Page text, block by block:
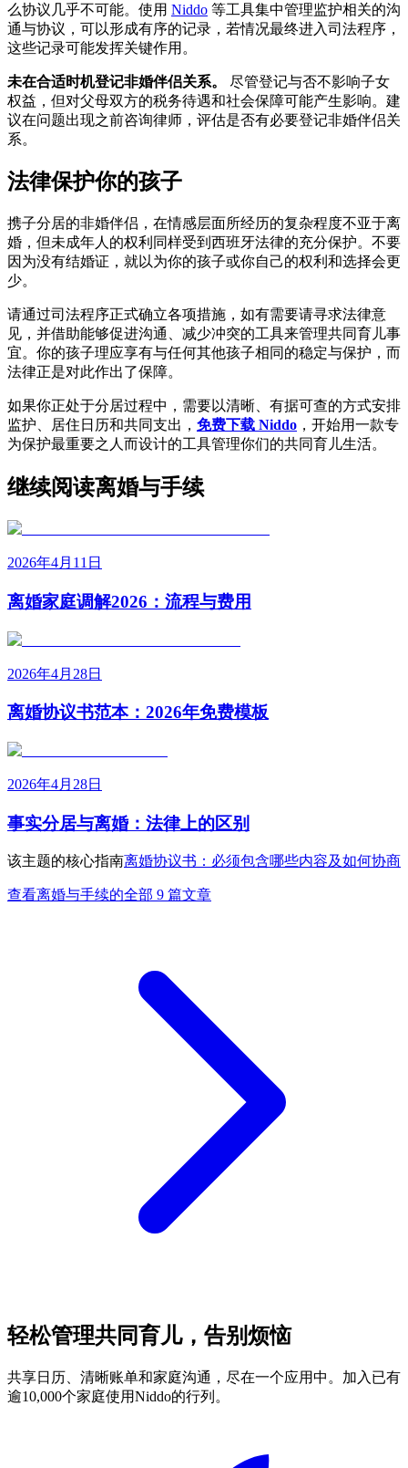
么协议几乎不可能。使用 Niddo 等工具集中管理监护相关的沟
通与协议，可以形成有序的记录，若情况最终进入司法程序，
这些记录可能发挥关键作用。
未在合适时机登记非婚伴侣关系。
尽管登记与否不影响子女
权益，但对父母双方的税务待遇和社会保障可能产生影响。建
议在问题出现之前咨询律师，评估是否有必要登记非婚伴侣关
系。
法律保护你的孩子
携子分居的非婚伴侣，在情感层面所经历的复杂程度不亚于离
婚，但未成年人的权利同样受到西班牙法律的充分保护。不要
因为没有结婚证，就以为你的孩子或你自己的权利和选择会更
少。
请通过司法程序正式确立各项措施，如有需要请寻求法律意
见，并借助能够促进沟通、减少冲突的工具来管理共同育儿事
宜。你的孩子理应享有与任何其他孩子相同的稳定与保护，而
法律正是对此作出了保障。
如果你正处于分居过程中，需要以清晰、有据可查的方式安排
监护、居住日历和共同支出， 免费下载 Niddo ，开始用一款专
为保护最重要之人而设计的工具管理你们的共同育儿生活。
继续阅读离婚与手续
2026年4月11日
离婚家庭调解2026：流程与费用
2026年4月28日
离婚协议书范本：2026年免费模板
2026年4月28日
事实分居与离婚：法律上的区别
该主题的核心指南离婚协议书：必须包含哪些内容及如何协商
查看离婚与手续的全部 9 篇文章
轻松管理共同育儿，告别烦恼
共享日历、清晰账单和家庭沟通，尽在一个应用中。加入已有
逾10,000个家庭使用Niddo的行列。